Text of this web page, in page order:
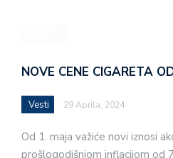
NOVE CENE CIGARETA
Vesti 29 Aprila, 2024
Od 1. maja važiće novi iznosi
prošlogodišnjom inflacijom od